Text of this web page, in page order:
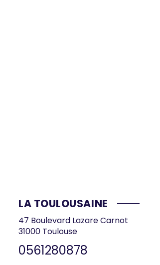
LA TOULOUSAINE
47 Boulevard Lazare Carnot
31000 Toulouse
0561280878